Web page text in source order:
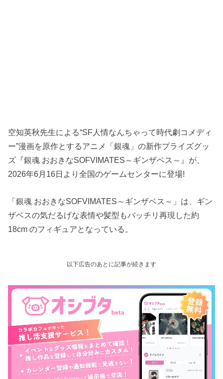
空知英秋先生による“SF人情なんちゃって時代劇コメディ
ー”漫画を原作とするアニメ「銀魂」の新作プライズグッ
ズ『銀魂 おおきなSOFVIMATES～ギンザベス～』が、
2026年6月16日より全国のゲームセンターに登場!
「銀魂 おおきなSOFVIMATES～ギンザベス～」は、ギン
ザベスの気だるげな表情や髪型もバッチリ再現した約
18cm のフィギュアとなっている。
以下広告のあとに記事が続きます